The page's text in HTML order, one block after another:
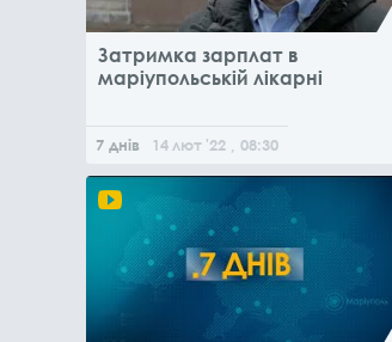
Затримка зарплат в
маріупольській лікарні
7 днів 14 лют '22 , 08:30